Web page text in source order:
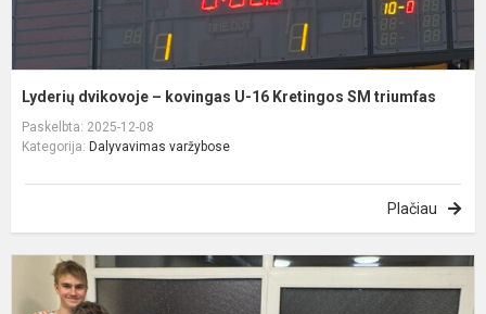
Lyderių dvikovoje – kovingas U-16 Kretingos SM triumfas
Paskelbta: 2025-12-08
Kategorija: Dalyvavimas varžybose
Plačiau